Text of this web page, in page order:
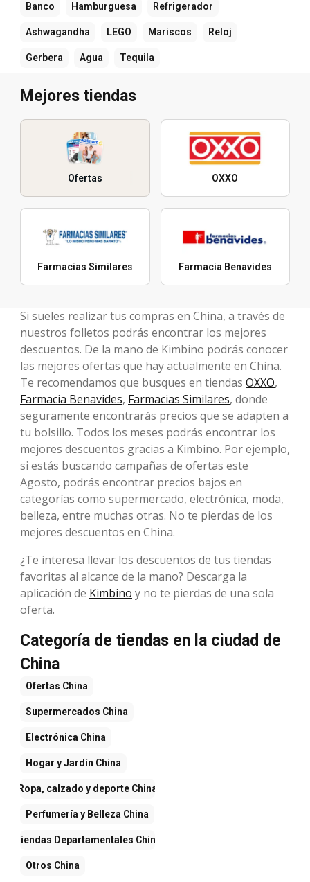
Banco Hamburguesa Refrigerador
Ashwagandha LEGO Mariscos Reloj
Gerbera Agua Tequila
Mejores tiendas
Ofertas OXXO
Farmacias Similares Farmacia Benavides
Si sueles realizar tus compras en China, a través de
nuestros folletos podrás encontrar los mejores
descuentos. De la mano de Kimbino podrás conocer
las mejores ofertas que hay actualmente en China.
Te recomendamos que busques en tiendas OXXO,
Farmacia Benavides, Farmacias Similares, donde
seguramente encontrarás precios que se adapten a
tu bolsillo. Todos los meses podrás encontrar los
mejores descuentos gracias a Kimbino. Por ejemplo,
si estás buscando campañas de ofertas este
Agosto, podrás encontrar precios bajos en
categorías como supermercado, electrónica, moda,
belleza, entre muchas otras. No te pierdas de los
mejores descuentos en China.
¿Te interesa llevar los descuentos de tus tiendas
favoritas al alcance de la mano? Descarga la
aplicación de Kimbino y no te pierdas de una sola
oferta.
Categoría de tiendas en la ciudad de
China
Ofertas China
Supermercados China
Electrónica China
Hogar y Jardín China
Ropa, calzado y deporte China
Perfumería y Belleza China
Tiendas Departamentales China
Otros China